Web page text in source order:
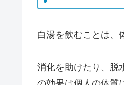
白湯を飲むことは、
消化を助けたり、脱